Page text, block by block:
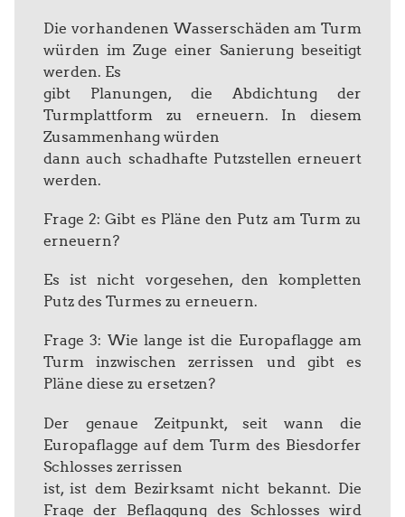
Die vorhandenen Wasserschäden am Turm
würden im Zuge einer Sanierung beseitigt
werden. Es
gibt Planungen, die Abdichtung der
Turmplattform zu erneuern. In diesem
Zusammenhang würden
dann auch schadhafte Putzstellen erneuert
werden.
Frage 2: Gibt es Pläne den Putz am Turm zu
erneuern?
Es ist nicht vorgesehen, den kompletten
Putz des Turmes zu erneuern.
Frage 3: Wie lange ist die Europaflagge am
Turm inzwischen zerrissen und gibt es
Pläne diese zu ersetzen?
Der genaue Zeitpunkt, seit wann die
Europaflagge auf dem Turm des Biesdorfer
Schlosses zerrissen
ist, ist dem Bezirksamt nicht bekannt. Die
Frage der Beflaggung des Schlosses wird